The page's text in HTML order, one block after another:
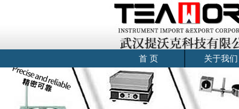
首 页 关于我们